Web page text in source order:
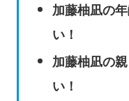
加藤柚凪の
い！
加藤柚凪の
い！